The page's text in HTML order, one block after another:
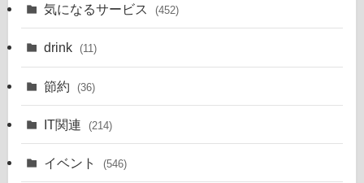
気になるサービス (452)
drink (11)
節約 (36)
IT関連 (214)
イベント (546)